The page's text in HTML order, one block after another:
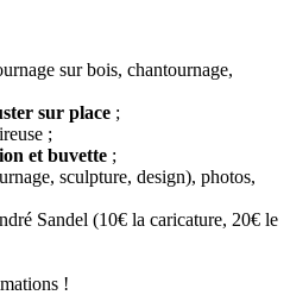
sur bois, chantournage,
sur place ;
;
et buvette ;
sculpture, design), photos,
Sandel (10€ la caricature, 20€ le
!